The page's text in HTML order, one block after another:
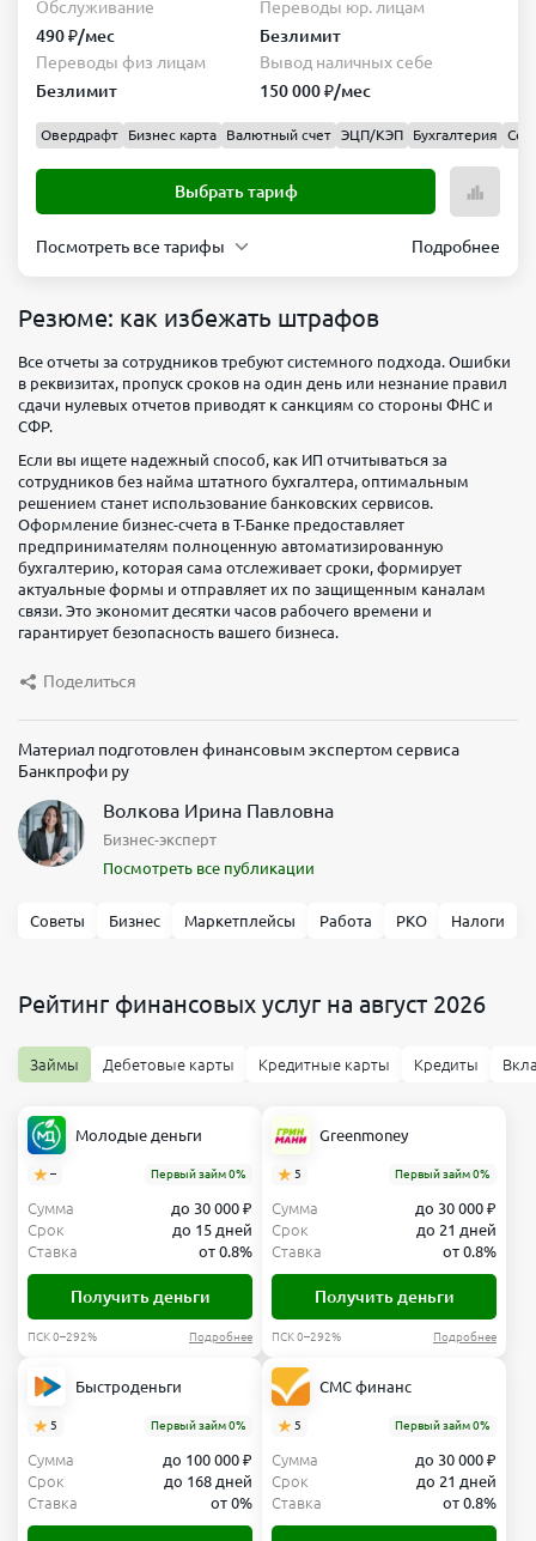
Переводы
₽/мес000 ₽/
Выбрать
Обслуживание
Переводы
Безлимит
Переводы
физ
лицам
2 млн
₽/мес
Вывод
наличных
себе
300
000 ₽/
мес
лицам
физ
2 млн ₽/
наличных
500 000
Выбрать
Обслуживание
490 ₽/мес
Переводы юр. лицам
Безлимит
Переводы физ лицам
Безлимит
Вывод наличных себе
150 000 ₽/мес
Овердрафт Бизнес карта Валютный счет ЭЦП/КЭП Бухгалтерия
Выбрать тариф
Посмотреть все тарифы
мес
лицам
Безлимит
Переводы
лицам
Безлимит
Вывод
себе
000 ₽/
мес
Выбрать
тариф
физ
наличных
000 ₽/
Профессиональный
Обслуживание
4 990 ₽/
мес
Переводы
лицам
Безлимит
физ
лицам
себе
500 000
₽/мес
Подробнее
Резюме: как избежать штрафов
Все отчеты за сотрудников требуют системного подхода. Ошибки
в реквизитах, пропуск сроков на один день или незнание правил
сдачи нулевых отчетов приводят к санкциям со стороны ФНС и
СФР.
Если вы ищете надежный способ, как ИП отчитываться за
сотрудников без найма штатного бухгалтера, оптимальным
решением станет использование банковских сервисов.
Оформление бизнес-счета в Т-Банке предоставляет
предпринимателям полноценную автоматизированную
бухгалтерию, которая сама отслеживает сроки, формирует
актуальные формы и отправляет их по защищенным каналам
связи. Это экономит десятки часов рабочего времени и
гарантирует безопасность вашего бизнеса.
Поделиться
Материал подготовлен финансовым экспертом сервиса
Банкпрофи ру
Волкова Ирина Павловна
Бизнес-эксперт
Посмотреть все публикации
Советы Бизнес Маркетплейсы Работа РКО Налоги
Рейтинг финансовых услуг на август 2026
Займы Дебетовые карты Кредитные карты Кредиты
Молодые деньги
– Первый займ 0%
Сумма
до 30 000 ₽
Срок
до 15 дней
Ставка
от 0.8%
Получить деньги
ПСК 0–292% Подробнее
Greenmoney
5 Первый займ 0%
Сумма
до 30 000 ₽
Срок
до 21 дней
Ставка
от 0.8%
Получить деньги
ПСК 0–292% Подробнее
Быстроденьги
5 Первый займ 0%
Сумма
до 100 000 ₽
Срок
до 168 дней
Ставка
от 0%
СМС финанс
5 Первый займ 0%
Сумма
до 30 000 ₽
Срок
до 21 дней
Ставка
от 0.8%